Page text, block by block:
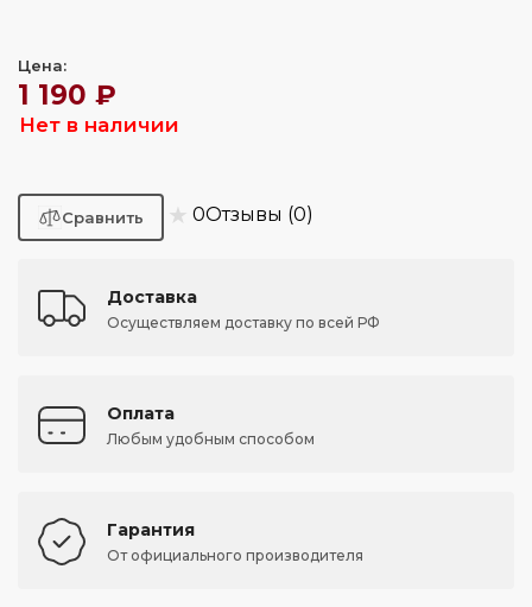
Цена:
1 190 ₽
Нет в наличии
★ 0Отзывы (0)
Доставка
Осуществляем доставку по всей РФ
Оплата
Любым удобным способом
Гарантия
От официального производителя